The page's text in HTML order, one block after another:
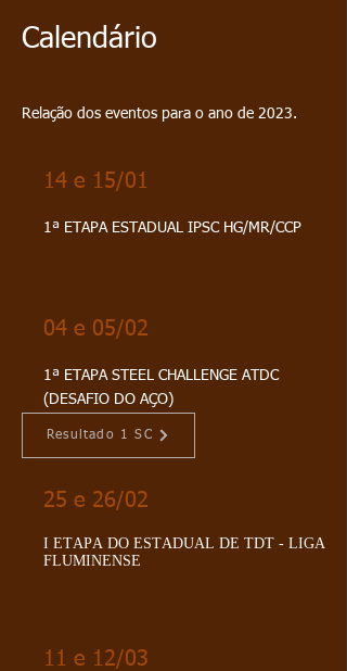
Calendário
Relação dos eventos para o ano de 2023.
14 e 15/01
1ª ETAPA ESTADUAL IPSC HG/MR/CCP
04 e 05/02
1ª ETAPA STEEL CHALLENGE ATDC
(DESAFIO DO AÇO)
25 e 26/02
I ETAPA DO ESTADUAL DE TDT - LIGA
FLUMINENSE
11 e 12/03
Resultado 1 SC